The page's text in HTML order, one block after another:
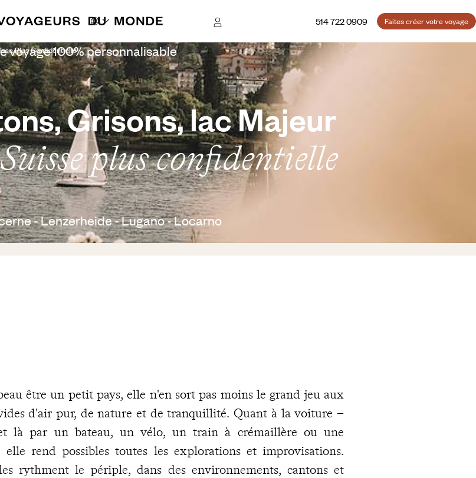
514 722 0909 Faites créer votre voyage
Plus Confidentielle
voyage 100% personnalisable
Grisons, lac Majeur
plus confidentielle
- Lenzerheide - Lugano - Locarno
être un petit pays, elle n'en sort pas moins le grand jeu aux
d'air pur, de nature et de tranquillité. Quant à la voiture –
là par un bateau, un vélo, un train à crémaillère ou une
elle rend possibles toutes les explorations et improvisations.
rythment le périple, dans des environnements, cantons et